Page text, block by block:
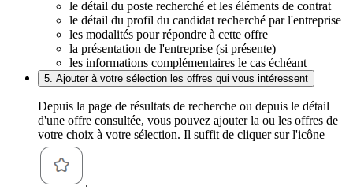
le détail du poste recherché et les éléments de contrat
le détail du profil du candidat recherché par l'entreprise
les modalités pour répondre à cette offre
la présentation de l'entreprise (si présente)
les informations complémentaires le cas échéant
5. Ajouter à votre sélection les offres qui vous intéressent
Depuis la page de résultats de recherche ou depuis le détail
d'une offre consultée, vous pouvez ajouter la ou les offres de
votre choix à votre sélection. Il suffit de cliquer sur l'icône
.